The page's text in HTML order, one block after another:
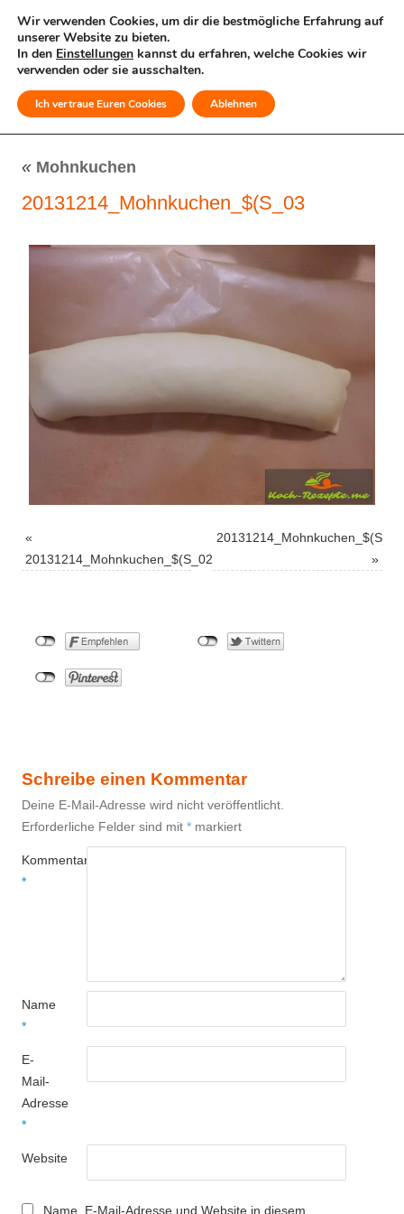
MENÜ
« Mohnkuchen
20131214_Mohnkuchen_$(S_03
«
20131214_Mohnkuchen_$(S_02
20131214_Mohnkuchen_$(S_04
»
Schreibe einen Kommentar
Deine E-Mail-Adresse wird nicht veröffentlicht.
Erforderliche Felder sind mit * markiert
Kommentar
*
Name
*
E-
Mail-
Adresse
*
Website
Name, E-Mail-Adresse und Website in diesem
Wir verwenden Cookies, um dir die bestmögliche Erfahrung auf
unserer Website zu bieten.
In den Einstellungen kannst du erfahren, welche Cookies wir
verwenden oder sie ausschalten.
Ich vertraue Euren Cookies Ablehnen